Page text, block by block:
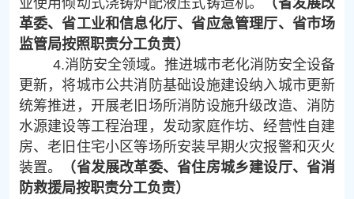
革委、省工业和信息化厅、省应急管理厅、省市场
监管局按照职责分工负责）
4.消防安全领域。推进城市老化消防安全设备
更新，将城市公共消防基础设施建设纳入城市更新
统筹推进，开展老旧场所消防设施升级改造、消防
水源建设等工程治理，发动家庭作坊、经营性自建
房、老旧住宅小区等场所安装早期火灾报警和灭火
装置。
（省发展改革委、省住房城乡建设厅、省消
防救援局按职责分工负责）